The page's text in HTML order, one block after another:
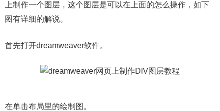
上制作一个图层，这个图层是可以在上面的怎么操作，如下
图有详细的解说。
首先打开dreamweaver软件。
在单击布局里的绘制图。